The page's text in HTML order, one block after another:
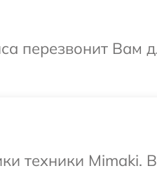
перезвонит Вам
техники Mimaki.